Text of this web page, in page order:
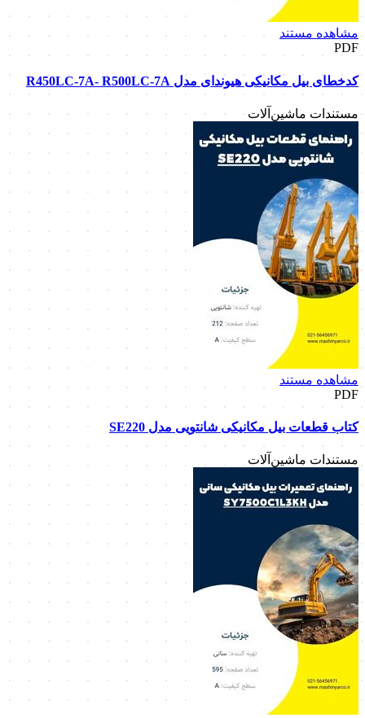
مشاهده مستند
PDF
کدخطای بیل مکانیکی هیوندای مدل R450LC-7A- R500LC-7A
مستندات ماشین‌آلات
مشاهده مستند
PDF
کتاب قطعات بیل مکانیکی شانتویی مدل SE220
مستندات ماشین‌آلات